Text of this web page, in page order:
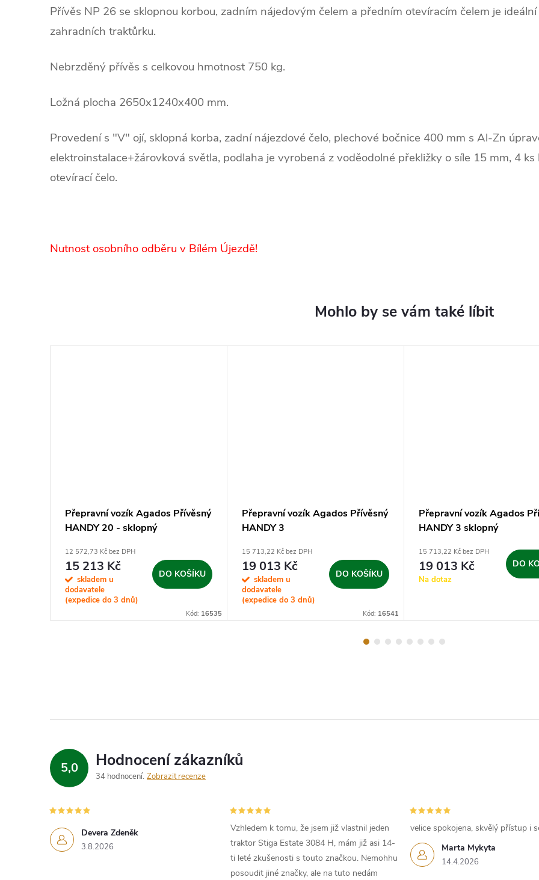
Přívěs NP 26 se sklopnou korbou, zadním nájedovým čelem a předním otevíracím čelem je
zahradních traktůrku.
Nebrzděný přívěs s celkovou hmotnost 750 kg.
Ložná plocha 2650x1240x400 mm.
Provedení s "V" ojí, sklopná korba, zadní nájezdové čelo, plechové bočnice 400 mm s Al-Zn
elektroinstalace+žárovková světla, podlaha je vyrobená z voděodolné překližky o síle 15 mm, 4
otevírací čelo.
Nutnost osobního odběru v Bílém Újezdě!
Přepravní vozík Agados Přívěsný
HANDY 20 - sklopný
12 572,73 Kč bez DPH
15 213 Kč
skladem u
dodavatele
(expedice do 3 dnů)
DO KOŠÍKU
Kód: 16535
Přepravní vozík Agados Přívěsný
HANDY 3
15 713,22 Kč bez DPH
19 013 Kč
skladem u
dodavatele
(expedice do 3 dnů)
DO KOŠÍKU
Kód: 16541
Přepravní vozík Agados
HANDY 3 sklopný
15 713,22 Kč bez DPH
19 013 Kč
Na dotaz
DO
5,0 Hodnocení zákazníků
34 hodnocení Zobrazit recenze
Devera Zdeněk
3.8.2026
Vzhledem k tomu, že jsem již vlastnil jeden
traktor Stiga Estate 3084 H, mám již asi 14-
ti leté zkušenosti s touto značkou. Nemohhu
posoudit jiné značky, ale na tuto nedám
Marta Mykyta
14.4.2026
velice spokojena, skvělý přístup i